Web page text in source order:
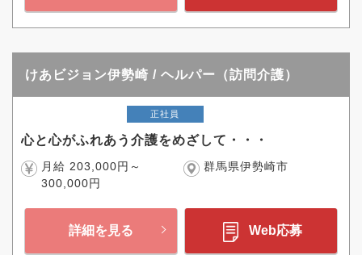
けあビジョン伊勢崎 / ヘルパー（訪問介護）
正社員
心と心がふれあう介護をめざして・・・
月給 203,000円～
300,000円
群馬県伊勢崎市
詳細を見る Web応募